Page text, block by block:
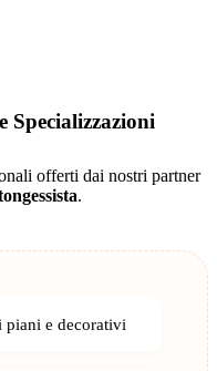
Specializzazioni
offerti dai nostri partner
.
piani e decorativi